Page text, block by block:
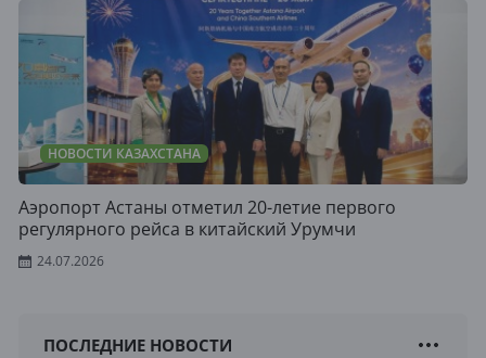
НОВОСТИ КАЗАХСТАНА
Аэропорт Астаны отметил 20-летие первого
регулярного рейса в китайский Урумчи
24.07.2026
ПОСЛЕДНИЕ НОВОСТИ